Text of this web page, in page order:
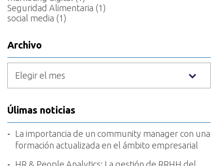
Seguridad Alimentaria (1)
social media (1)
Archivo
Úlimas noticias
La importancia de un community manager con una
formación actualizada en el ámbito empresarial
HR & People Analytics: La gestión de RRHH del